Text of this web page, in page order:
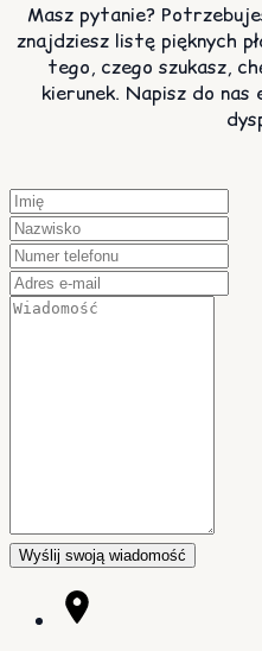
Masz pytanie?
znajdziesz listę pięknych
tego, czego szukasz,
kierunek. Napisz do
Wyślij swoją wiadomość